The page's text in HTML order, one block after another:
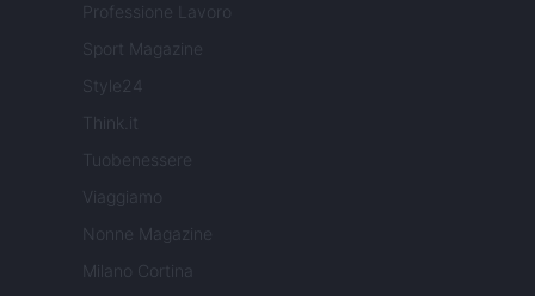
Professione Lavoro
Sport Magazine
Style24
Think.it
Tuobenessere
Viaggiamo
Nonne Magazine
Milano Cortina